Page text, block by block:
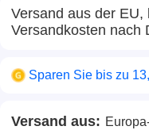
Versand aus der
Versandkosten nach
Sparen Sie bis zu
Versand aus: